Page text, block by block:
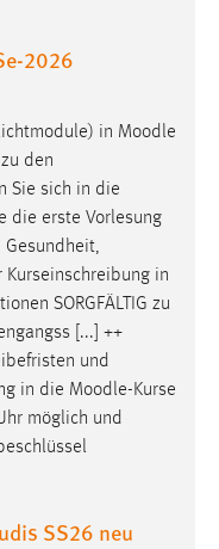
2026
in Moodle
den
Sie sich in die
die erste Vorlesung
Gesundheit,
in
SORGFÄLTIG zu
[...] ++
und
in die Moodle-Kurse
möglich und
SS26 neu
anonym.
verstehen, wie
nutzen.